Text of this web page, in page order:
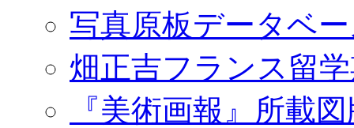
写真原板データベ
畑正吉フランス留
『美術画報』所載